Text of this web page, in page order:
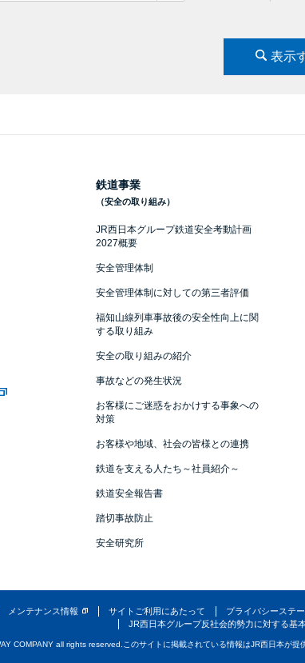
表示
鉄道事業
（安全の取り組み）
JR西日本グループ鉄道安全考動計画
2027概要
安全管理体制
安全管理体制に対しての第三者評価
福知山線列車事故後の安全性向上に関
する取り組み
安全の取り組みの紹介
事故などの発生状況
お客様にご迷惑をおかけする事象への
対策
お客様や地域、社会の皆様との連携
鉄道を支える人たち～社員紹介～
鉄道安全報告書
踏切事故防止
安全研究所
メンテナンス情報 サイトご利用にあたって プライバシーステ
JR西日本グループ反社会的勢力に対する基
COMPANY all rights reserved. このサイトに掲載されている情報はJR西日本が提